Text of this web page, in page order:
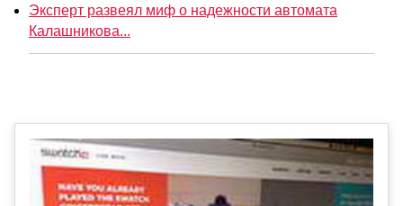
Эксперт развеял миф о надежности автомата
Калашникова...